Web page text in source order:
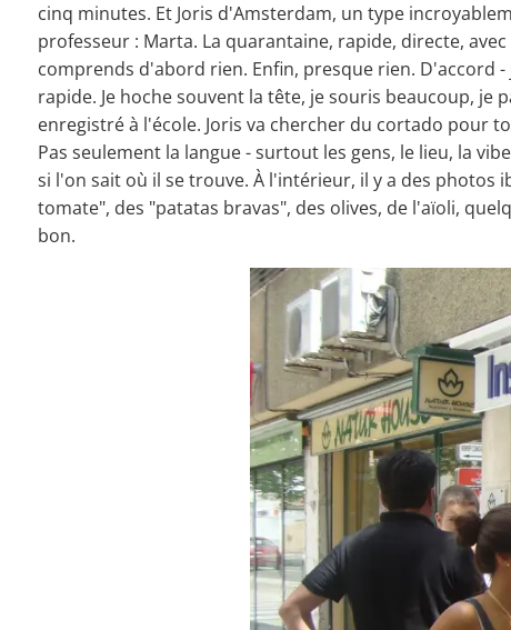
cinq minutes. Et Joris d'Amsterdam, un type
professeur : Marta. La quarantaine, rapide, directe,
comprends d'abord rien. Enfin, presque rien. D'accord
rapide. Je hoche souvent la tête, je souris beaucoup,
enregistré à l'école. Joris va chercher du cortado pour
Pas seulement la langue - surtout les gens, le lieu, la
si l'on sait où il se trouve. À l'intérieur, il y a des photos
tomate", des "patatas bravas", des olives, de l'aïoli,
bon.